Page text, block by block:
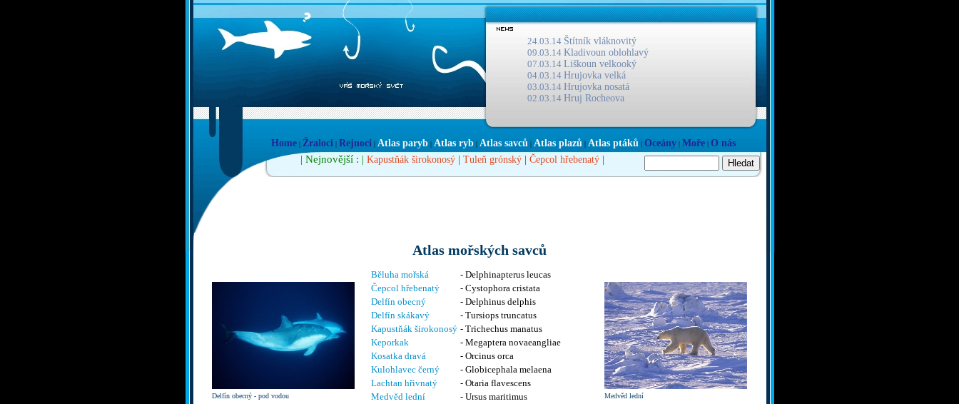
24.03.14 Štítník vláknovitý
09.03.14 Kladivoun oblohlavý
07.03.14 Liškoun velkooký
04.03.14 Hrujovka velká
03.03.14 Hrujovka nosatá
02.03.14 Hruj Rocheova
Home | Žraloci | Rejnoci | Atlas paryb | Atlas ryb | Atlas savců | Atlas plazů | Atlas ptáků | Oceány | Moře | O nás
| Nejnovější : | Kapustňák širokonosý| Tuleň grónský| Čepcol hřebenatý|
Atlas mořských savců
Medvěd lední
Delfín obecný - pod vodou
Běluha mořská
- Delphinapterus leucas
Čepcol hřebenatý
- Cystophora cristata
Delfín obecný
- Delphinus delphis
Delfín skákavý
- Tursiops truncatus
Kapustňák širokonosý - Trichechus manatus
Keporkak
- Megaptera novaeangliae
Kosatka dravá
- Orcinus orca
Kulohlavec černý
- Globicephala melaena
Lachtan hřivnatý
- Otaria flavescens
Medvěd lední
- Ursus maritimus